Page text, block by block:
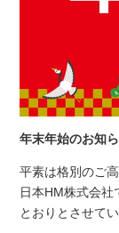
年末年始のお知
平素は格別のご
日本HM株式会
とおりとさせて